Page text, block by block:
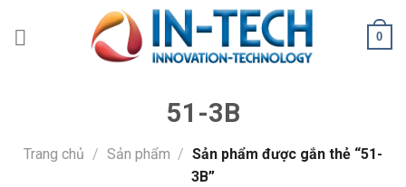
0
51-3B
Trang chủ / Sản phẩm / Sản phẩm được gắn thẻ “51-
3B”